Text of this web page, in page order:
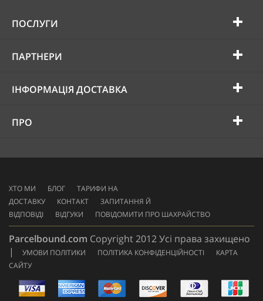
ПОСЛУГИ
ПАРТНЕРИ
ІНФОРМАЦІЯ ДОСТАВКА
ПРО
ХТО МИ БЛОГ
ТАРИФИ НА
ДОСТАВКУ
КОНТАКТ
ЗАПИТАННЯ Й
ВІДПОВІДІ
ВІДГУКИ ПОВІДОМИТИ ПРО ШАХРАЙСТВО
Parcelbound.com Copyright 2012 Усі права захищено
|
УМОВИ ПОЛІТИКИ ПОЛІТИКА КОНФІДЕНЦІЙНОСТІ
КАРТА
САЙТУ
AMERICAN
EXPRESS